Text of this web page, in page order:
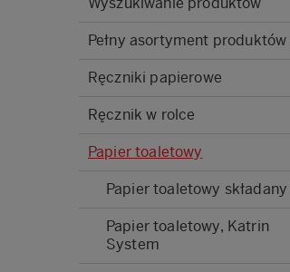
Pełny asortyment produktów
Ręczniki papierowe
Ręcznik w rolce
Papier toaletowy
Papier toaletowy składany
Papier toaletowy, Katrin
System